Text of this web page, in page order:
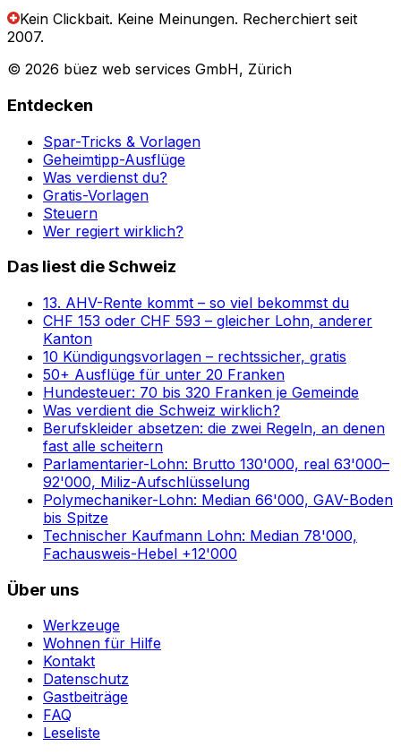
Kein Clickbait. Keine Meinungen. Recherchiert seit
2007.
© 2026 büez web services GmbH, Zürich
Entdecken
Spar-Tricks & Vorlagen
Geheimtipp-Ausflüge
Was verdienst du?
Gratis-Vorlagen
Steuern
Wer regiert wirklich?
Das liest die Schweiz
13. AHV-Rente kommt – so viel bekommst du
CHF 153 oder CHF 593 – gleicher Lohn, anderer
Kanton
10 Kündigungsvorlagen – rechtssicher, gratis
50+ Ausflüge für unter 20 Franken
Hundesteuer: 70 bis 320 Franken je Gemeinde
Was verdient die Schweiz wirklich?
Berufskleider absetzen: die zwei Regeln, an denen
fast alle scheitern
Parlamentarier-Lohn: Brutto 130'000, real 63'000–
92'000, Miliz-Aufschlüsselung
Polymechaniker-Lohn: Median 66'000, GAV-Boden
bis Spitze
Technischer Kaufmann Lohn: Median 78'000,
Fachausweis-Hebel +12'000
Über uns
Werkzeuge
Wohnen für Hilfe
Kontakt
Datenschutz
Gastbeiträge
FAQ
Leseliste